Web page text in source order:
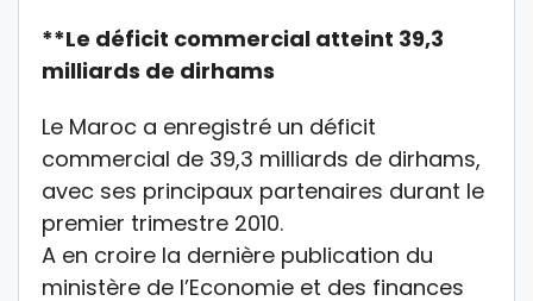
**Le déficit commercial atteint 39,3
milliards de dirhams
Le Maroc a enregistré un déficit
commercial de 39,3 milliards de dirhams,
avec ses principaux partenaires durant le
premier trimestre 2010.
A en croire la dernière publication du
ministère de l’Economie et des finances